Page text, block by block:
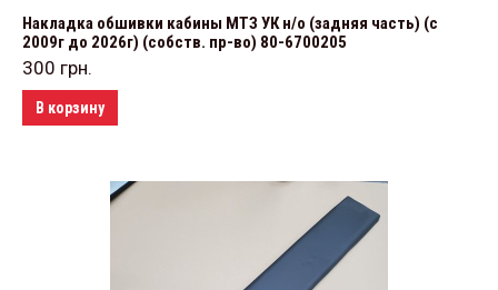
Накладка обшивки кабины МТЗ УК н/о (задняя часть) (с
2009г до 2026г) (собств. пр-во) 80-6700205
300 грн.
В корзину